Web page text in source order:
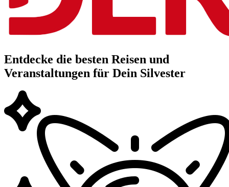
Entdecke die besten Reisen und
Veranstaltungen für Dein Silvester